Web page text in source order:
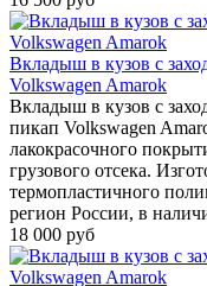
Вкладыш в кузов с
Volkswagen Amarok
Вкладыш в кузов с
пикап Volkswagen
лакокрасочного
грузового отсека.
термопластичного
регион России, в
18 000 руб